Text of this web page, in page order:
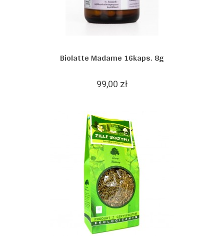
Biolatte Madame 16kaps. 8g
99,00 zł